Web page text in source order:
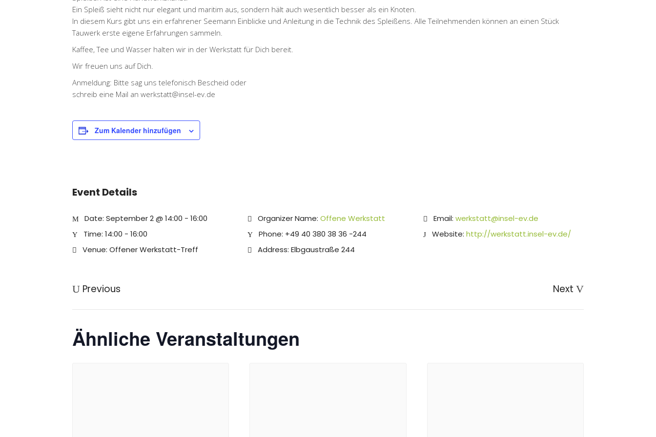
Ein Spleiß sieht nicht nur elegant und maritim aus, sondern hält auch wesentlich besser als ein Knoten.
In diesem Kurs gibt uns ein erfahrener Seemann Einblicke und Anleitung in die Technik des Spleißens. Alle Teilnehmenden können an einen Stück
Tauwerk erste eigene Erfahrungen sammeln.
Kaffee, Tee und Wasser halten wir in der Werkstatt für Dich bereit.
Wir freuen uns auf Dich.
Anmeldung: Bitte sag uns telefonisch Bescheid oder
schreib eine Mail an werkstatt@insel-ev.de
Zum Kalender hinzufügen
Event Details
Date: September 2 @ 14:00 - 16:00
Time: 14:00 - 16:00
Venue: Offener Werkstatt-Treff
Organizer Name: Offene Werkstatt
Phone: +49 40 380 38 36 -244
Address: Elbgaustraße 244
Email: werkstatt@insel-ev.de
Website: http://werkstatt.insel-ev.de/
Previous Next
Ähnliche Veranstaltungen